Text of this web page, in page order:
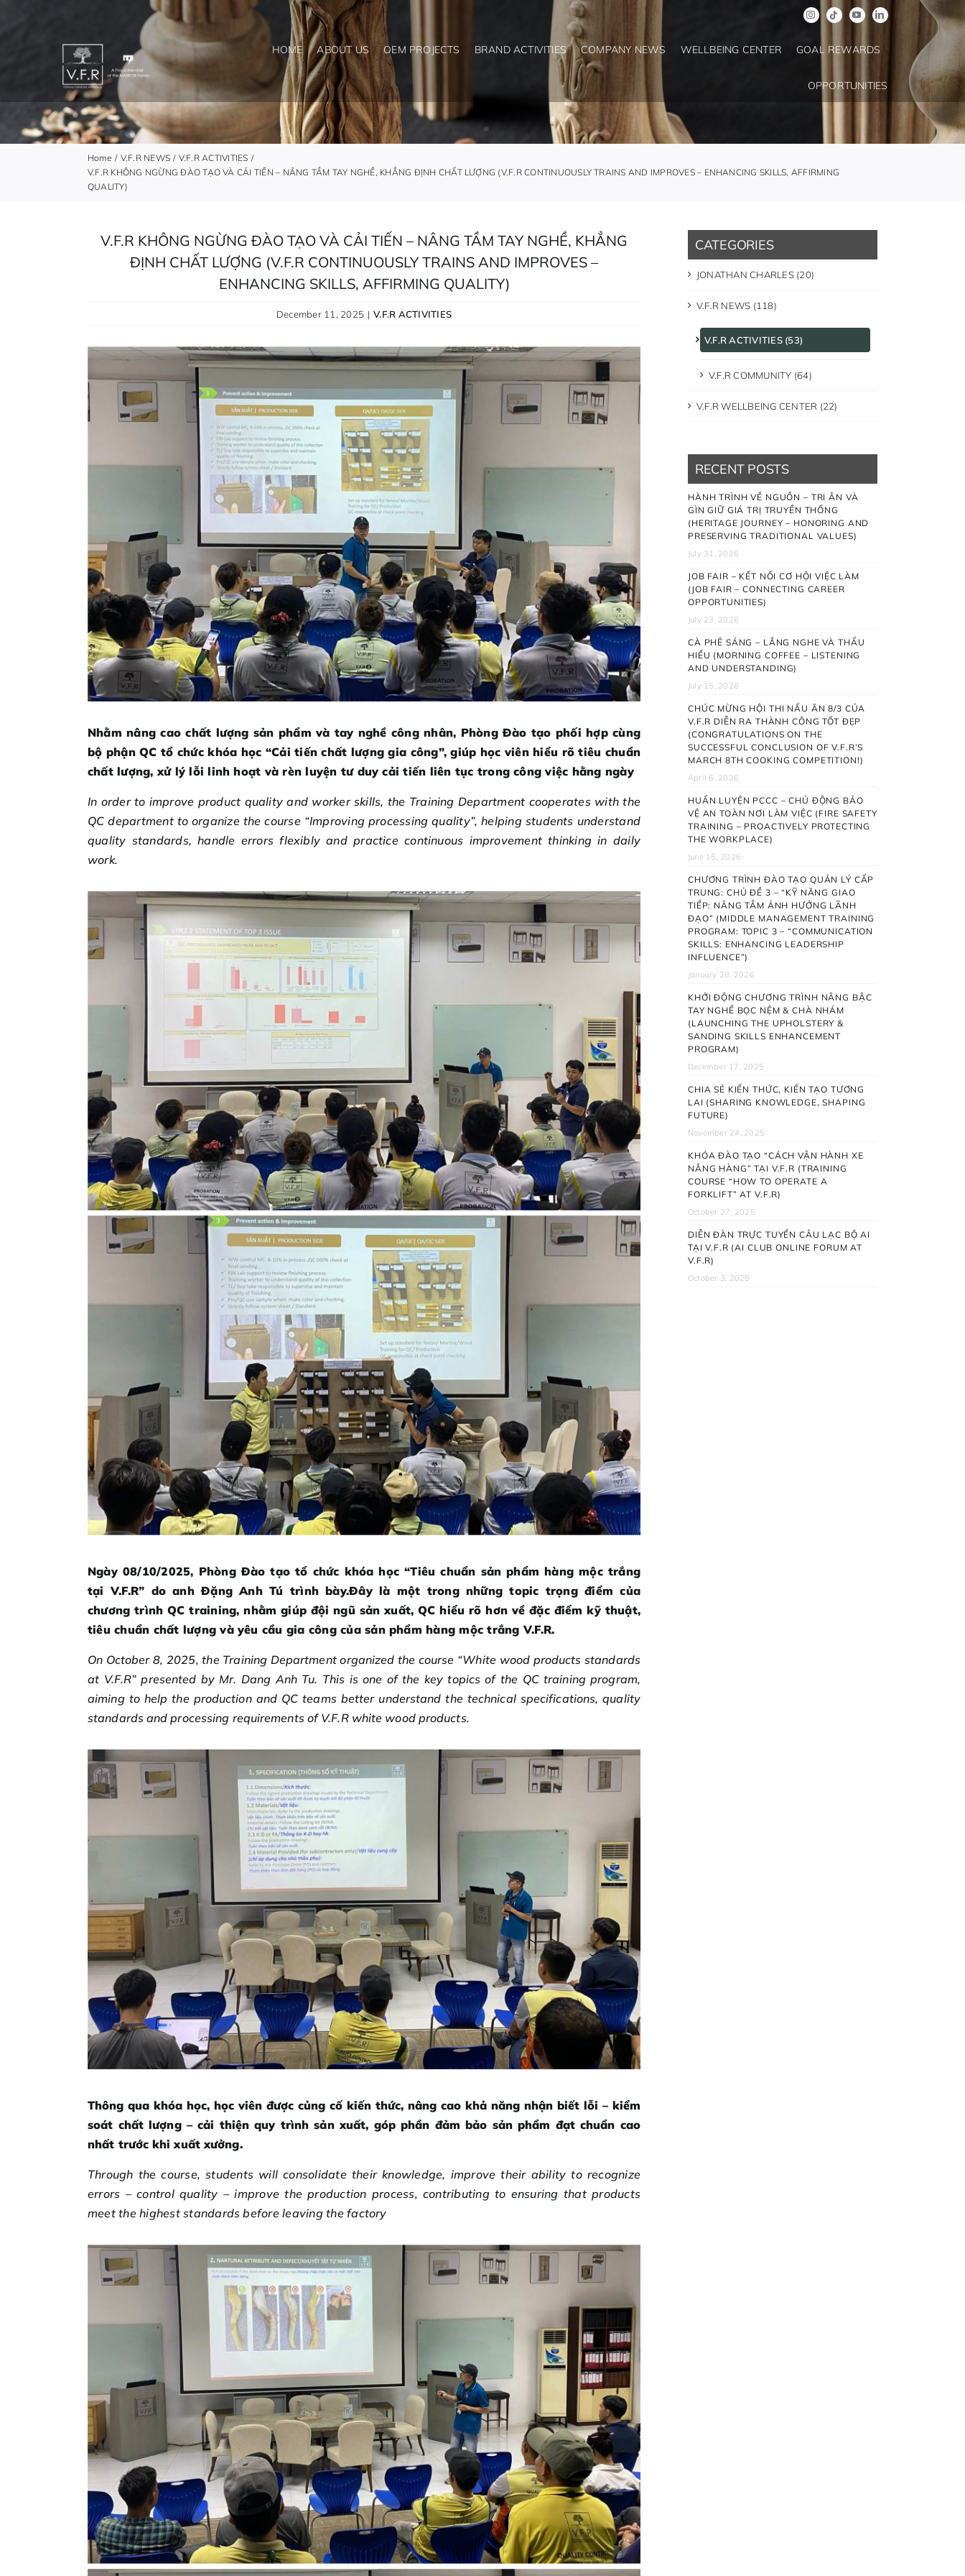
HOME ABOUT US OEM PROJECTS BRAND ACTIVITIES COMPANY NEWS WELLBEING CENTER GOAL REWARDS
OPPORTUNITIES
Home V.F.R NEWS
V.F.R ACTIVITIES
V.F.R KHÔNG NGỪNG ĐÀO TẠO VÀ CẢI TIẾN – NÂNG TẦM TAY NGHỀ, KHẲNG ĐỊNH CHẤT LƯỢNG (V.F.R CONTINUOUSLY TRAINS AND IMPROVES – ENHANCING SKILLS, AFFIRMING
QUALITY)
V.F.R KHÔNG NGỪNG ĐÀO TẠO VÀ CẢI TIẾN – NÂNG TẦM TAY NGHỀ, KHẲNG
ĐỊNH CHẤT LƯỢNG (V.F.R CONTINUOUSLY TRAINS AND IMPROVES –
ENHANCING SKILLS, AFFIRMING QUALITY)
December 11, 2025 | V.F.R ACTIVITIES
Nhằm nâng cao chất lượng sản phẩm và tay nghề công nhân, Phòng Đào tạo phối hợp cùng
bộ phận QC tổ chức khóa học “Cải tiến chất lượng gia công”, giúp học viên hiểu rõ tiêu chuẩn
chất lượng, xử lý lỗi linh hoạt và rèn luyện tư duy cải tiến liên tục trong công việc hằng ngày
In order to improve product quality and worker skills, the Training Department cooperates with the
QC department to organize the course “Improving processing quality”, helping students understand
quality standards, handle errors flexibly and practice continuous improvement thinking in daily
work.
Ngày 08/10/2025, Phòng Đào tạo tổ chức khóa học “Tiêu chuẩn sản phẩm hàng mộc trắng
tại V.F.R” do anh Đặng Anh Tú trình bày.Đây là một trong những topic trọng điểm của
chương trình QC training, nhằm giúp đội ngũ sản xuất, QC hiểu rõ hơn về đặc điểm kỹ thuật,
tiêu chuẩn chất lượng và yêu cầu gia công của sản phẩm hàng mộc trắng V.F.R.
On October 8, 2025, the Training Department organized the course “White wood products standards
at V.F.R” presented by Mr. Dang Anh Tu. This is one of the key topics of the QC training program,
aiming to help the production and QC teams better understand the technical specifications, quality
standards and processing requirements of V.F.R white wood products.
Thông qua khóa học, học viên được củng cố kiến thức, nâng cao khả năng nhận biết lỗi – kiểm
soát chất lượng – cải thiện quy trình sản xuất, góp phần đảm bảo sản phẩm đạt chuẩn cao
nhất trước khi xuất xưởng.
Through the course, students will consolidate their knowledge, improve their ability to recognize
errors – control quality – improve the production process, contributing to ensuring that products
meet the highest standards before leaving the factory
CATEGORIES
JONATHAN CHARLES (20)
V.F.R NEWS (118)
V.F.R ACTIVITIES (53)
V.F.R COMMUNITY (64)
V.F.R WELLBEING CENTER (22)
RECENT POSTS
HÀNH TRÌNH VỀ NGUỒN – TRI ÂN VÀ
GÌN GIỮ GIÁ TRỊ TRUYỀN THỐNG
(HERITAGE JOURNEY – HONORING AND
PRESERVING TRADITIONAL VALUES)
July 31, 2026
JOB FAIR – KẾT NỐI CƠ HỘI VIỆC LÀM
(JOB FAIR – CONNECTING CAREER
OPPORTUNITIES)
July 23, 2026
CÀ PHÊ SÁNG – LẮNG NGHE VÀ THẤU
HIỂU (MORNING COFFEE – LISTENING
AND UNDERSTANDING)
July 15, 2026
CHÚC MỪNG HỘI THI NẤU ĂN 8/3 CỦA
V.F.R DIỄN RA THÀNH CÔNG TỐT ĐẸP
(CONGRATULATIONS ON THE
SUCCESSFUL CONCLUSION OF V.F.R’S
MARCH 8TH COOKING COMPETITION!)
April 6, 2026
HUẤN LUYỆN PCCC – CHỦ ĐỘNG BẢO
VỆ AN TOÀN NƠI LÀM VIỆC (FIRE SAFETY
TRAINING – PROACTIVELY PROTECTING
THE WORKPLACE)
June 15, 2026
CHƯƠNG TRÌNH ĐÀO TẠO QUẢN LÝ CẤP
TRUNG: CHỦ ĐỀ 3 – “KỸ NĂNG GIAO
TIẾP: NÂNG TẦM ẢNH HƯỞNG LÃNH
ĐẠO” (MIDDLE MANAGEMENT TRAINING
PROGRAM: TOPIC 3 – “COMMUNICATION
SKILLS: ENHANCING LEADERSHIP
INFLUENCE”)
January 28, 2026
KHỞI ĐỘNG CHƯƠNG TRÌNH NÂNG BẬC
TAY NGHỀ BỌC NỆM & CHÀ NHÁM
(LAUNCHING THE UPHOLSTERY &
SANDING SKILLS ENHANCEMENT
PROGRAM)
December 17, 2025
CHIA SẺ KIẾN THỨC, KIẾN TẠO TƯƠNG
LAI (SHARING KNOWLEDGE, SHAPING
FUTURE)
November 24, 2025
KHÓA ĐÀO TẠO “CÁCH VẬN HÀNH XE
NÂNG HÀNG” TẠI V.F.R (TRAINING
COURSE “HOW TO OPERATE A
FORKLIFT” AT V.F.R)
October 27, 2025
DIỄN ĐÀN TRỰC TUYẾN CÂU LẠC BỘ AI
TẠI V.F.R (AI CLUB ONLINE FORUM AT
V.F.R)
October 3, 2025